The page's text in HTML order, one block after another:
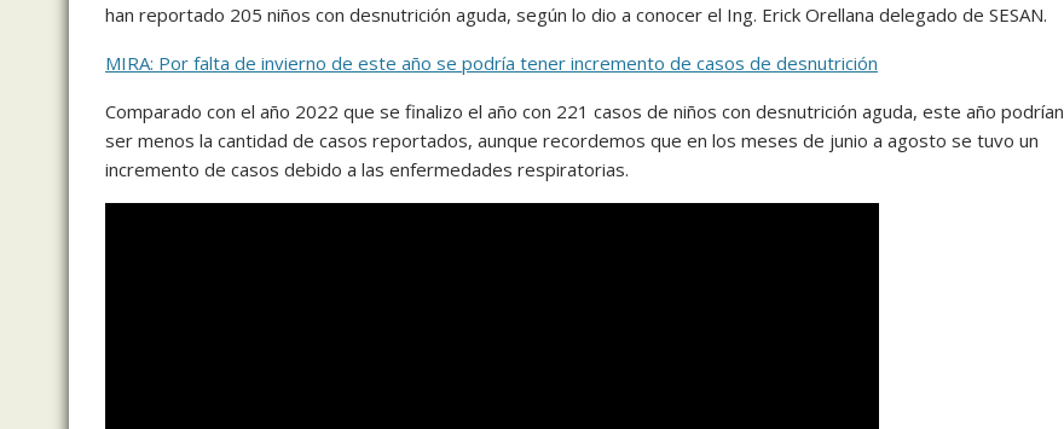
han reportado 205 niños con desnutrición aguda, según lo dio a conocer el Ing. Erick Orellana delegado de SESAN.
MIRA: Por falta de invierno de este año se podría tener incremento de casos de desnutrición
Comparado con el año 2022 que se finalizo el año con 221 casos de niños con desnutrición aguda, este año podrían
ser menos la cantidad de casos reportados, aunque recordemos que en los meses de junio a agosto se tuvo un
incremento de casos debido a las enfermedades respiratorias.